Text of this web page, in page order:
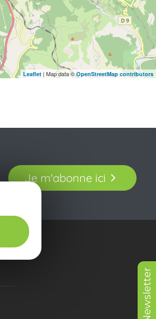
Newsletter
Leaflet | Map data ©OpenStreetMap contributors
Je m'abonne ici